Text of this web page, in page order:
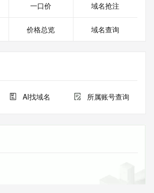
一口价 域名抢注
价格总览 域名查询
AI找域名 所属账号查询